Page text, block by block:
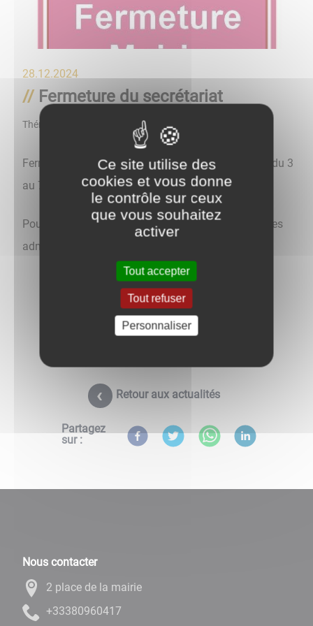
28.12.2024
Fermeture du secrétariat
Thématique
Fermeture de la mairie du 20 au 24 janvier 2025 et du 3
au 7 février 2025.
Pour votre confort, pensez à anticiper vos démarches
administratives
Retour aux actualités
Partagez
sur :
Nous contacter
2 place de la mairie
71406908333+
Ce site utilise des
cookies et vous donne
le contrôle sur ceux
que vous souhaitez
activer
Tout accepter
Tout refuser
Personnaliser